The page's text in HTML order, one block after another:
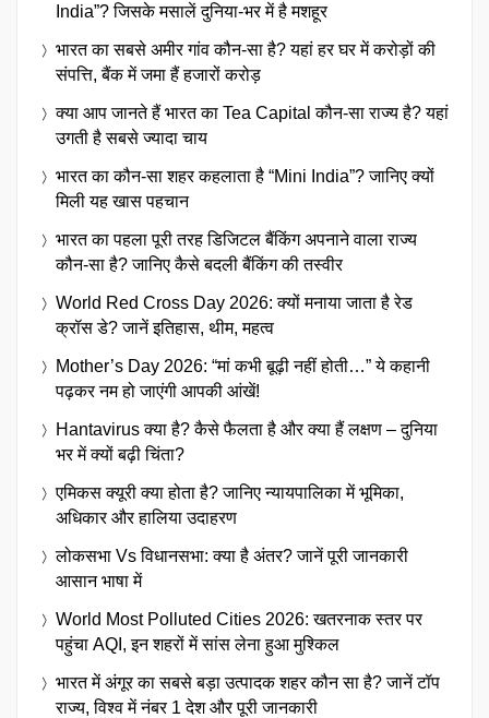
India”? जिसके मसालें दुनिया-भर में है मशहूर
भारत का सबसे अमीर गांव कौन-सा है? यहां हर घर में करोड़ों की
संपत्ति, बैंक में जमा हैं हजारों करोड़
क्या आप जानते हैं भारत का Tea Capital कौन-सा राज्य है? यहां
उगती है सबसे ज्यादा चाय
भारत का कौन-सा शहर कहलाता है “Mini India”? जानिए क्यों
मिली यह खास पहचान
भारत का पहला पूरी तरह डिजिटल बैंकिंग अपनाने वाला राज्य
कौन-सा है? जानिए कैसे बदली बैंकिंग की तस्वीर
World Red Cross Day 2026: क्यों मनाया जाता है रेड
क्रॉस डे? जानें इतिहास, थीम, महत्व
Mother’s Day 2026: “मां कभी बूढ़ी नहीं होती…” ये कहानी
पढ़कर नम हो जाएंगी आपकी आंखें!
Hantavirus क्या है? कैसे फैलता है और क्या हैं लक्षण – दुनिया
भर में क्यों बढ़ी चिंता?
एमिकस क्यूरी क्या होता है? जानिए न्यायपालिका में भूमिका,
अधिकार और हालिया उदाहरण
लोकसभा Vs विधानसभा: क्या है अंतर? जानें पूरी जानकारी
आसान भाषा में
World Most Polluted Cities 2026: खतरनाक स्तर पर
पहुंचा AQI, इन शहरों में सांस लेना हुआ मुश्किल
भारत में अंगूर का सबसे बड़ा उत्पादक शहर कौन सा है? जानें टॉप
राज्य, विश्व में नंबर 1 देश और पूरी जानकारी